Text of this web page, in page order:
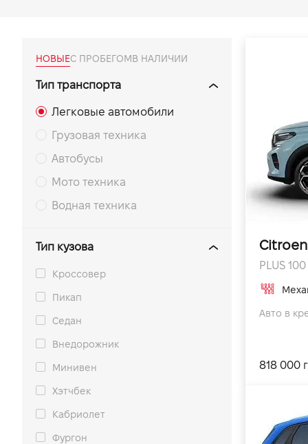
НОВЫЕС ПРОБЕГОМВ НАЛИЧИИ
Тип транспорта
Легковые автомобили
Грузовая техника
Автобусы
Мото техника
Водная техника
Тип кузова
Кроссовер
Пикап
Седан
Внедорожник
Минивен
Хэтчбек
Кабриолет
Фургон
PLUS 100
Авто в
818 000